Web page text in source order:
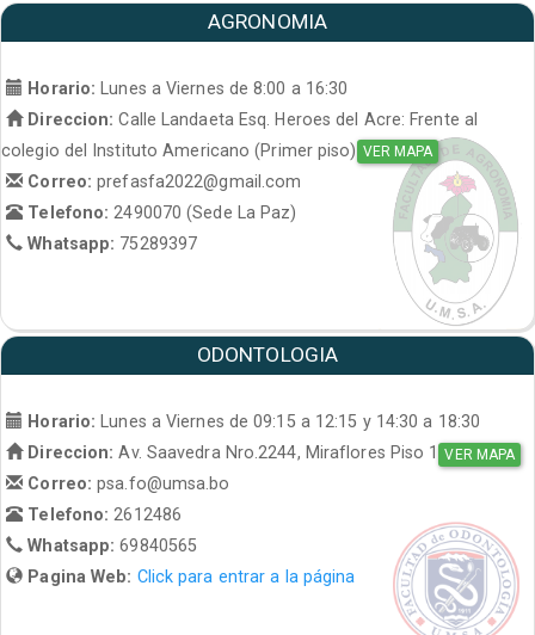
AGRONOMIA
Horario:
Lunes a Viernes de 8:00 a 16:30
Direccion: Calle Landaeta Esq. Heroes del Acre: Frente al
colegio del Instituto Americano (Primer piso) VER MAPA
Correo:prefasfa2022@gmail.com
Telefono: 2490070 (Sede La Paz)
Whatsapp: 75289397
ODONTOLOGIA
Horario: Lunes a Viernes de 09:15 a 12:15 y 14:30 a 18:30
Direccion: Av. Saavedra Nro.2244, Miraflores Piso 1 VER MAPA
Correo:psa.fo@umsa.bo
Telefono:2612486
Whatsapp:69840565
Pagina Web: Click para entrar a la página